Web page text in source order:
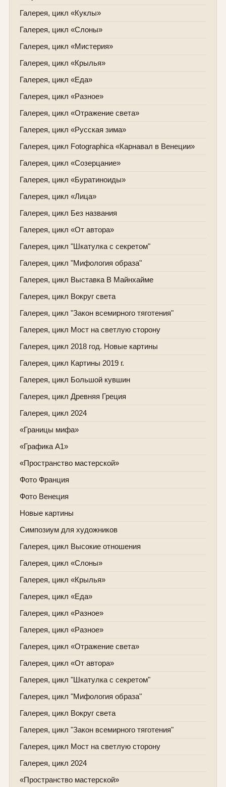
Галерея, цикл «Куклы»
Галерея, цикл «Слоны»
Галерея, цикл «Мистерия»
Галерея, цикл «Крылья»
Галерея, цикл «Еда»
Галерея, цикл «Разное»
Галерея, цикл «Отражение света»
Галерея, цикл «Русская зима»
Галерея, цикл Fotographica «Карнавал в Венеции»
Галерея, цикл «Созерцание»
Галерея, цикл «Буратиноиды»
Галерея, цикл «Лица»
Галерея, цикл Без названия
Галерея, цикл «От автора»
Галерея, цикл "Шкатулка с секретом"
Галерея, цикл "Мифология образа"
Галерея, цикл Выставка В Майнхайме
Галерея, цикл Вокруг света
Галерея, цикл "Закон всемирного тяготения"
Галерея, цикл Мост на светлую сторону
Галерея, цикл 2018 год. Новые картины
Галерея, цикл Картины 2019 г.
Галерея, цикл Большой кувшин
Галерея, цикл Древняя Греция
Галерея, цикл 2024
«Границы мифа»
«Графика А1»
«Пространство мастерской»
Фото Франция
Фото Венеция
Новые картины
Симпозиум для художников
Галерея, цикл Высокие отношения
Галерея, цикл «Слоны»
Галерея, цикл «Крылья»
Галерея, цикл «Еда»
Галерея, цикл «Разное»
Галерея, цикл «Разное»
Галерея, цикл «Отражение света»
Галерея, цикл «От автора»
Галерея, цикл "Шкатулка с секретом"
Галерея, цикл "Мифология образа"
Галерея, цикл Вокруг света
Галерея, цикл "Закон всемирного тяготения"
Галерея, цикл Мост на светлую сторону
Галерея, цикл 2024
«Пространство мастерской»